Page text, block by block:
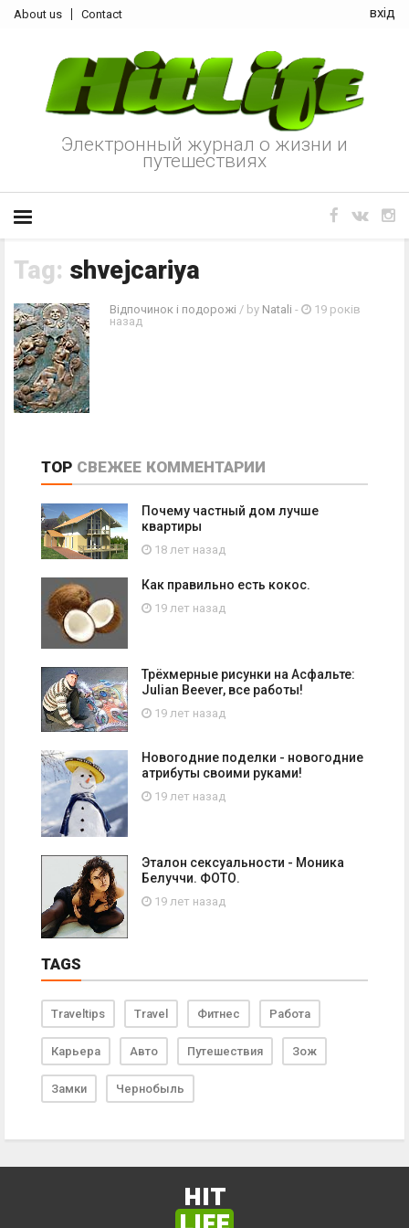
About us Contact вхід
Электронный журнал о жизни и
путешествиях
Tag: shvejcariya
Відпочинок і подорожі / by Natali -
19 років
назад
TOP СВЕЖЕЕ КОММЕНТАРИИ
Почему частный дом лучше
квартиры
18 лет назад
Как правильно есть кокос.
19 лет назад
Трёхмерные рисунки на Асфальте:
Julian Beever, все работы!
19 лет назад
Новогодние поделки - новогодние
атрибуты своими руками!
19 лет назад
Эталон сексуальности - Моника
Белуччи. ФОТО.
19 лет назад
TAGS
Traveltips Travel Фитнес Работа
Карьера Авто Путешествия Зож
Замки Чернобыль
HIT